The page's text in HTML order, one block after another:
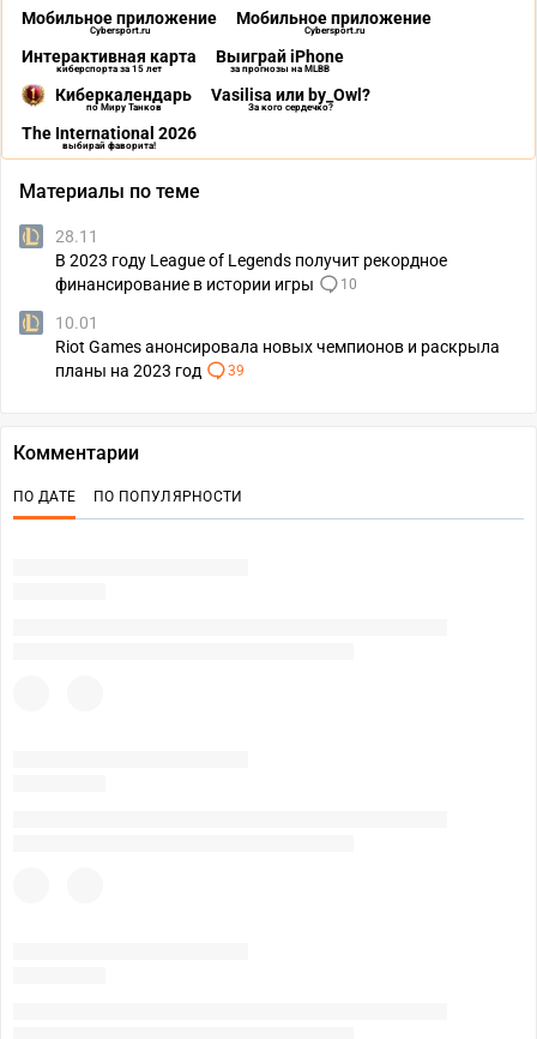
Мобильное приложение
Cybersport.ru
Мобильное приложение
Cybersport.ru
Интерактивная карта
киберспорта за 15 лет
Выиграй iPhone
за прогнозы на MLBB
Киберкалендарь
по Миру Танков
Vasilisa или by_Owl?
За кого сердечко?
The International 2026
выбирай фаворита!
Материалы по теме
28.11
В 2023 году League of Legends получит рекордное
финансирование в истории игры
10
10.01
Riot Games анонсировала новых чемпионов и раскрыла
планы на 2023 год
39
Комментарии
ПО ДАТЕ ПО ПОПУЛЯРНОСТИ